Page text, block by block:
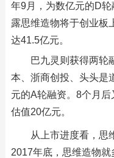
年9月，为数亿元的D
露思维造物将于创业板
达41.5亿元。
巴九灵则获得两轮
本、浙商创投、头头是
元的A轮融资。8个月后
估值20亿元。
从上市进度看，思
2017年底，思维造物